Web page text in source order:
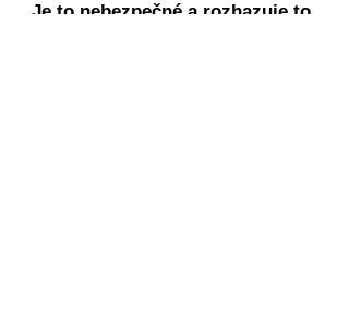
„Je to nebezpečné a rozhazuje to